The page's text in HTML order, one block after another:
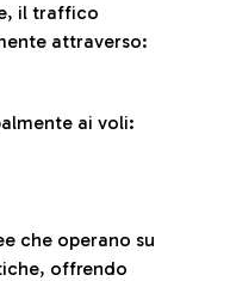
il traffico
attraverso:
ai voli:
che operano su
offrendo